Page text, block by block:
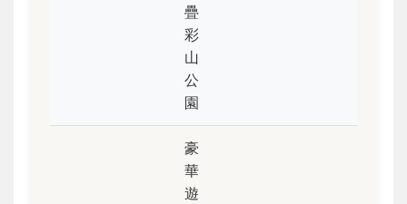
疊
彩
山
公
園
豪
華
遊